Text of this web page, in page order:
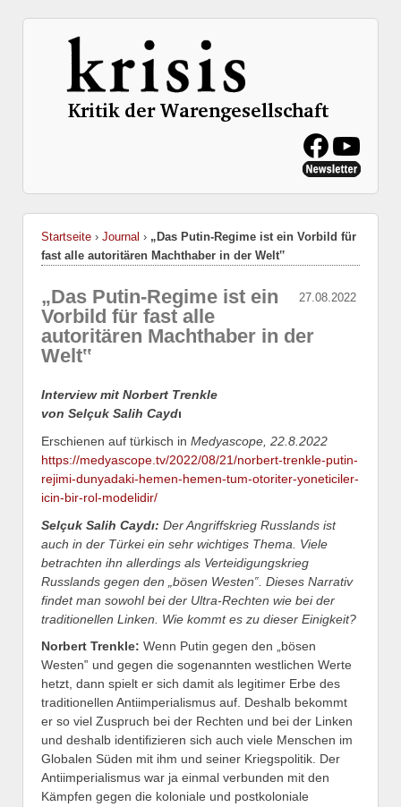
Startseite › Journal › „Das Putin-Regime ist ein Vorbild für
fast alle autoritären Machthaber in der Welt‟
27.08.2022
„Das Putin-Regime ist ein
Vorbild für fast alle
autoritären Machthaber in der
Welt‟
Interview mit Norbert Trenkle
von Selçuk Salih Caydı
Erschienen auf türkisch in Medyascope, 22.8.2022
https://medyascope.tv/2022/08/21/norbert-trenkle-putin-
rejimi-dunyadaki-hemen-hemen-tum-otoriter-yoneticiler-
icin-bir-rol-modelidir/
Selçuk Salih Caydı: DerAngriffskrieg Russlands ist
auch in der Türkei ein sehr wichtiges Thema. Viele
betrachten ihn allerdings als Verteidigungskrieg
Russlands gegen den „ bösen Westen‟. Dieses Narrativ
findet man sowohl bei der Ultra-Rechten wie bei der
traditionellen Linken. Wie kommt es zu dieser Einigkeit?
Norbert Trenkle: Wenn Putin gegen den „bösen
Westen‟ und gegen die sogenannten westlichen Werte
hetzt, dann spielt er sich damit als legitimer Erbe des
traditionellen Antiimperialismus auf. Deshalb bekommt
er so viel Zuspruch bei der Rechten und bei der Linken
und deshalb identifizieren sich auch viele Menschen im
Globalen Süden mit ihm und seiner Kriegspolitik. Der
Antiimperialismus war ja einmal verbunden mit den
Kämpfen gegen die koloniale und postkoloniale